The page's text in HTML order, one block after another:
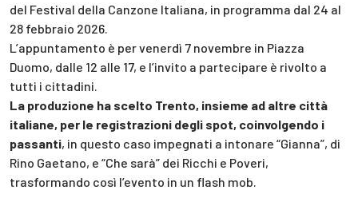
del Festival della Canzone Italiana, in programma dal 24 al
28 febbraio 2026.
L’appuntamento è per venerdì 7 novembre in Piazza
Duomo, dalle 12 alle 17, e l’invito a partecipare è rivolto a
tutti i cittadini.
La produzione ha scelto Trento, insieme ad altre città
italiane, per le registrazioni degli spot, coinvolgendo i
passanti, in questo caso impegnati a intonare “Gianna”, di
Rino Gaetano, e “Che sarà” dei Ricchi e Poveri,
trasformando così l’evento in un flash mob.